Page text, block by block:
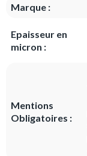
Marque :
Epaisseur en
micron :
Mentions
Obligatoires :